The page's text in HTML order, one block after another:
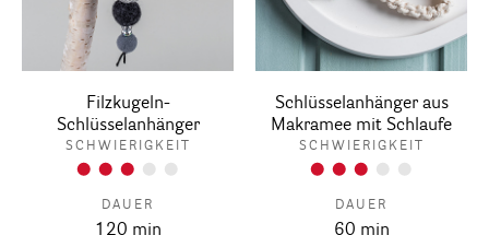
Filzkugeln-
Schlüsselanhänger
SCHWIERIGKEIT
DAUER
120 min
Schlüsselanhänger aus
Makramee mit Schlaufe
SCHWIERIGKEIT
DAUER
60 min